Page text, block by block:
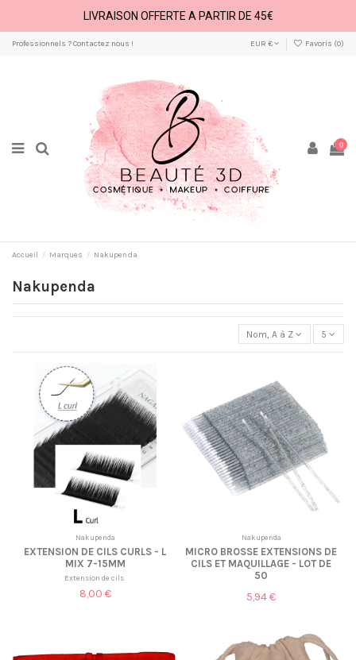
LIVRAISON OFFERTE A PARTIR DE 45€
Professionnels ? Contactez nous ! EUR € Favoris (0)
0
Accueil Marques Nakupenda
Nakupenda
Nom, A à Z 5
Nakupenda
EXTENSION DE CILS CURLS - L
MIX 7-15MM
Extension de cils
8,00 €
Nakupenda
MICRO BROSSE EXTENSIONS DE
CILS ET MAQUILLAGE - LOT DE
50
5,94 €